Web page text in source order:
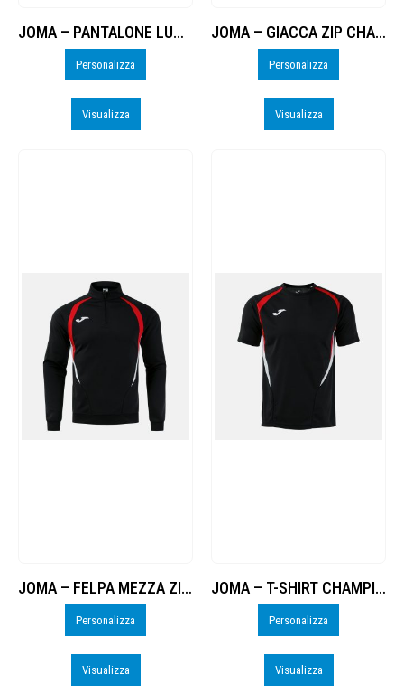
JOMA – PANTALONE LUNGO CHAMPIONSHIP 20 – PERSO
Personalizza
Visualizza
JOMA – GIACCA ZIP CHAMPIONSHIP 20 – PERSO
Personalizza
Visualizza
JOMA – FELPA MEZZA ZIP CHAMPIONSHIP 20 – PERSO
Personalizza
Visualizza
JOMA – T-SHIRT CHAMPIONSHIP 20 M/C – PERSO
Personalizza
Visualizza